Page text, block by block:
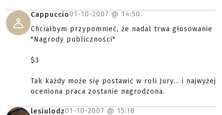
Cappuccio01-10-2007 @ 14:50
Chciałbym przypomnieć, że nadal trwa głosowanie
"Nagrody publiczności"
$3
Tak każdy może się postawić w roli Jury... i najwyżej
oceniona praca zostanie nagrodzona.
lesiulodz01-10-2007 @ 15:18